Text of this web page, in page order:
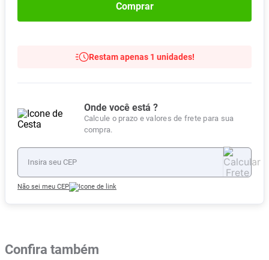
Comprar
Restam apenas 1 unidades!
Onde você está ?
Calcule o prazo e valores de frete para sua
compra.
Não sei meu CEP
Confira também